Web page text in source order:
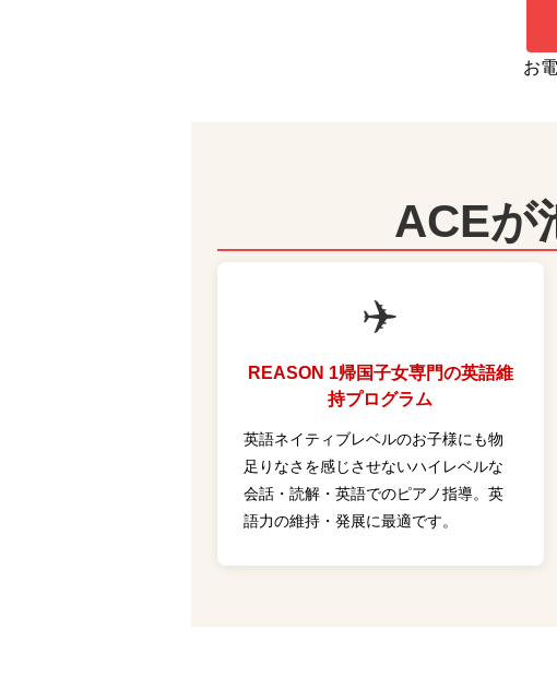
お
ACEが
✈️
REASON 1帰国子女専門の英語維
持プログラム
英語ネイティブレベルのお子様にも物
足りなさを感じさせないハイレベルな
会話・読解・英語でのピアノ指導。英
語力の維持・発展に最適です。